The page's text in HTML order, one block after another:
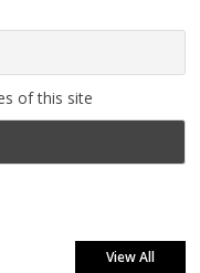
of this site
View All